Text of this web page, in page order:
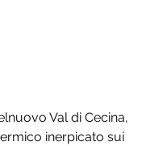
Val di Cecina,
inerpicato sui